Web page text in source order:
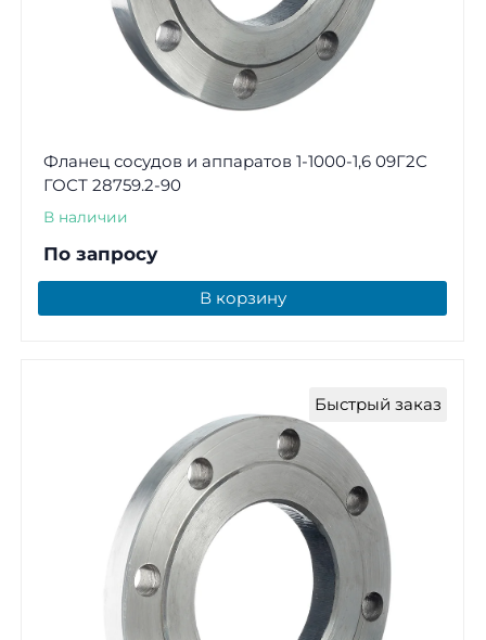
Фланец сосудов и аппаратов 1-1000-1,6 09Г2С
ГОСТ 28759.2-90
В наличии
По запросу
В корзину
Быстрый заказ